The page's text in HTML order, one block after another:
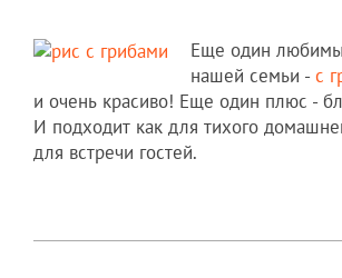
Еще один
нашей семьи - с
и очень красиво! Еще один плюс -
И подходит как для тихого
для встречи гостей.